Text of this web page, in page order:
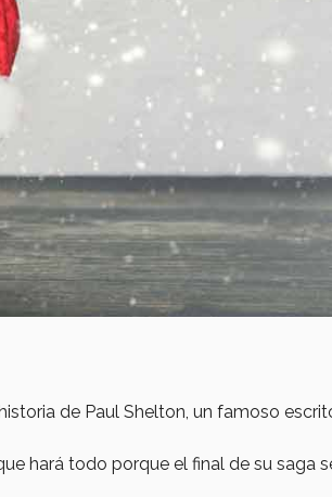
de Paul Shelton, un famoso
hará todo porque el final de su saga